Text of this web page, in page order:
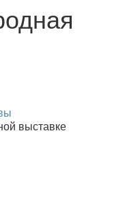
выставке